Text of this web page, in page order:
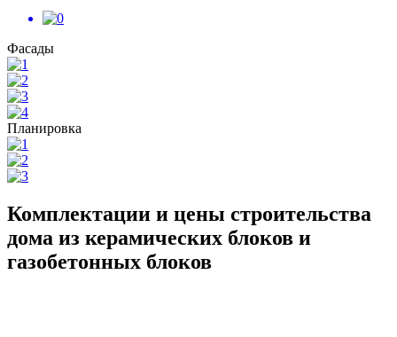
Фасады
Планировка
Комплектации и цены строительства
дома из керамических блоков и
газобетонных блоков